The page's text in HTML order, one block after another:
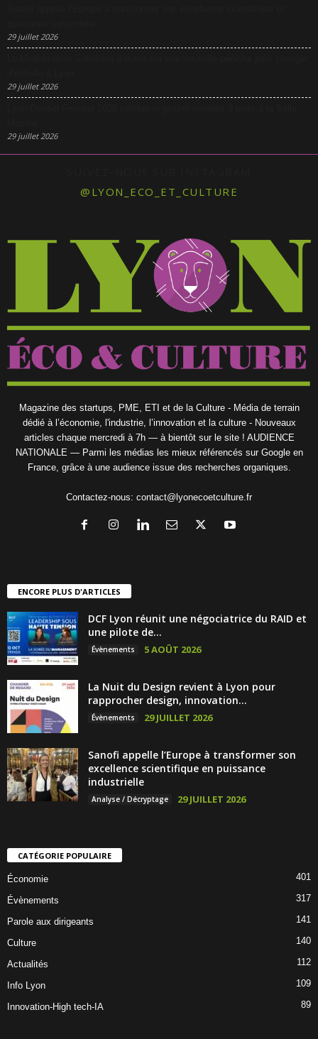
29 juillet 2026
29 juillet 2026
29 juillet 2026
@LYON_ECO_ET_CULTURE
Magazine des startups, PME, ETI et de la Culture - Média de terrain
dédié à l’économie, l'industrie, l’innovation et la culture - Nouveaux
articles chaque mercredi à 7h — à bientôt sur le site ! AUDIENCE
NATIONALE — Parmi les médias les mieux référencés sur Google en
France, grâce à une audience issue des recherches organiques.
Contactez-nous: contact@lyonecoetculture.fr
ENCORE PLUS D'ARTICLES
DCF Lyon réunit une négociatrice du RAID et
une pilote de...
Évènements 5 AOÛT 2026
La Nuit du Design revient à Lyon pour
rapprocher design, innovation...
Évènements 29 JUILLET 2026
Sanofi appelle l’Europe à transformer son
excellence scientifique en puissance
industrielle
Analyse / Décryptage 29 JUILLET 2026
CATÉGORIE POPULAIRE
Économie 401
Évènements 317
Parole aux dirigeants 141
Culture 140
Actualités 112
Info Lyon 109
Innovation-High tech-IA 89